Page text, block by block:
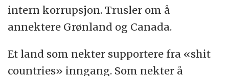
intern korrupsjon. Trusler om å
annektere Grønland og Canada.
Et land som nekter supportere fra «shit
countries» inngang. Som nekter å